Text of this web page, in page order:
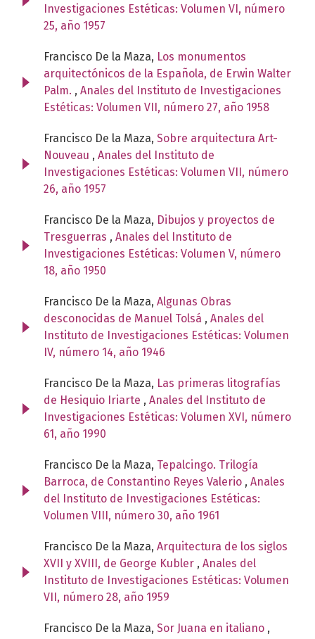
Investigaciones Estéticas: Volumen VI, número
25, año 1957
Francisco De la Maza, Los monumentos
arquitectónicos de la Española, de Erwin Walter
Palm. , Anales del Instituto de Investigaciones
Estéticas: Volumen VII, número 27, año 1958
Francisco De la Maza, Sobre arquitectura Art-
Nouveau , Anales del Instituto de
Investigaciones Estéticas: Volumen VII, número
26, año 1957
Francisco De la Maza, Dibujos y proyectos de
Tresguerras , Anales del Instituto de
Investigaciones Estéticas: Volumen V, número
18, año 1950
Francisco De la Maza, Algunas Obras
desconocidas de Manuel Tolsá , Anales del
Instituto de Investigaciones Estéticas: Volumen
IV, número 14, año 1946
Francisco De la Maza, Las primeras litografías
de Hesiquio Iriarte , Anales del Instituto de
Investigaciones Estéticas: Volumen XVI, número
61, año 1990
Francisco De la Maza, Tepalcingo. Trilogía
Barroca, de Constantino Reyes Valerio , Anales
del Instituto de Investigaciones Estéticas:
Volumen VIII, número 30, año 1961
Francisco De la Maza, Arquitectura de los siglos
XVII y XVIII, de George Kubler , Anales del
Instituto de Investigaciones Estéticas: Volumen
VII, número 28, año 1959
Francisco De la Maza, Sor Juana en italiano ,